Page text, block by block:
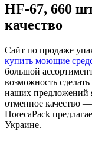
HF-67, 660
качество
Сайт по продаже
купить моющие
большой
возможность
наших предложений
отменное качество
HorecaPack
Украине.